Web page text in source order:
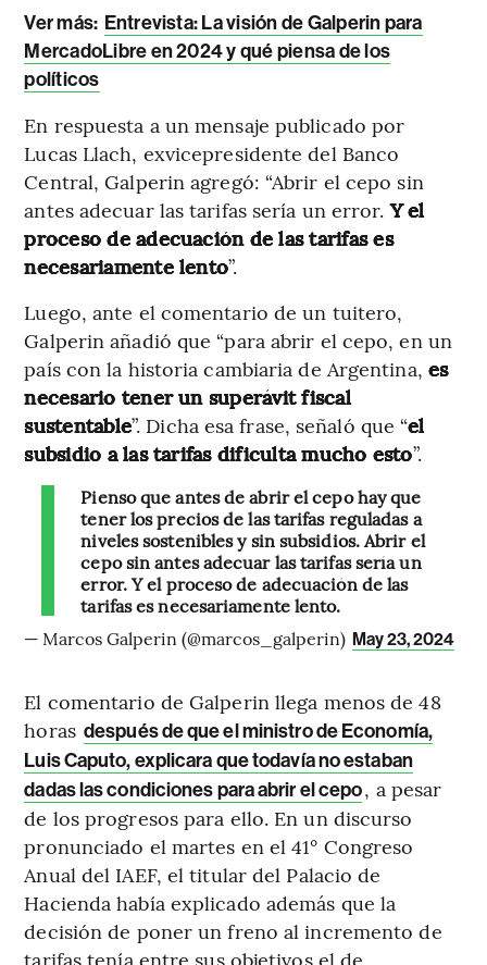
Ver más: Entrevista: La visión de Galperin para
MercadoLibre en 2024 y qué piensa de los
políticos
En respuesta a un mensaje publicado por
Lucas Llach, exvicepresidente del Banco
Central, Galperin agregó: “Abrir el cepo sin
antes adecuar las tarifas sería un error.Y el
proceso de adecuación de las tarifas es
necesariamente lento”.
Luego, ante el comentario de un tuitero,
Galperin añadió que “para abrir el cepo, en un
país con la historia cambiaria de Argentina, es
necesario tener un superávit fiscal
sustentable”. Dicha esa frase, señaló que “el
subsidio a las tarifas dificulta mucho esto”.
Pienso que antes de abrir el cepo hay que
tener los precios de las tarifas reguladas a
niveles sostenibles y sin subsidios. Abrir el
cepo sin antes adecuar las tarifas sería un
error. Y el proceso de adecuación de las
tarifas es necesariamente lento.
— Marcos Galperin (@marcos_galperin) May 23, 2024
El comentario de Galperin llega menos de 48
horas después de que el ministro de Economía,
Luis Caputo, explicara que todavía no estaban
dadas las condiciones para abrir el cepo, a pesar
de los progresos para ello. En un discurso
pronunciado el martes en el 41° Congreso
Anual del IAEF, el titular del Palacio de
Hacienda había explicado además que la
decisión de poner un freno al incremento de
tarifas tenía entre sus objetivos el de